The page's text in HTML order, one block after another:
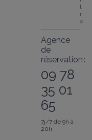
t
r
e
Agence
de
réservation :
09 78
35 01
65
7j/7 de 9h à
20h